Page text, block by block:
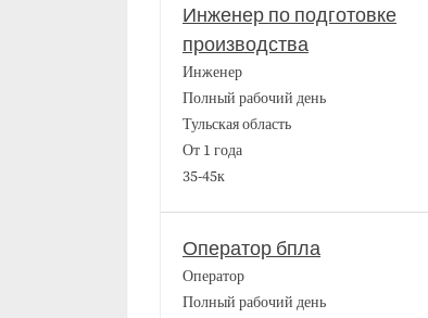
Инженер по подготовке
производства
Инженер
Полный рабочий день
Тульская область
От 1 года
35-45к
Оператор бпла
Оператор
Полный рабочий день